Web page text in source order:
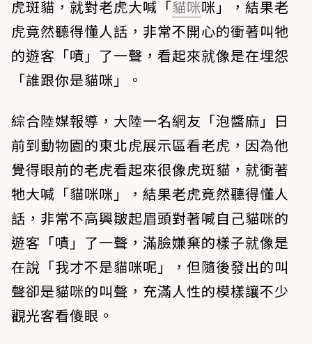
虎斑貓，就對老虎大喊「貓咪咪」，結果老
虎竟然聽得懂人話，非常不開心的衝著叫牠
的遊客「嘖」了一聲，看起來就像是在埋怨
「誰跟你是貓咪」。
綜合陸媒報導，大陸一名網友「泡醬麻」日
前到動物園的東北虎展示區看老虎，因為他
覺得眼前的老虎看起來很像虎斑貓，就衝著
牠大喊「貓咪咪」，結果老虎竟然聽得懂人
話，非常不高興皺起眉頭對著喊自己貓咪的
遊客「嘖」了一聲，滿臉嫌棄的樣子就像是
在說「我才不是貓咪呢」，但隨後發出的叫
聲卻是貓咪的叫聲，充滿人性的模樣讓不少
觀光客看傻眼。